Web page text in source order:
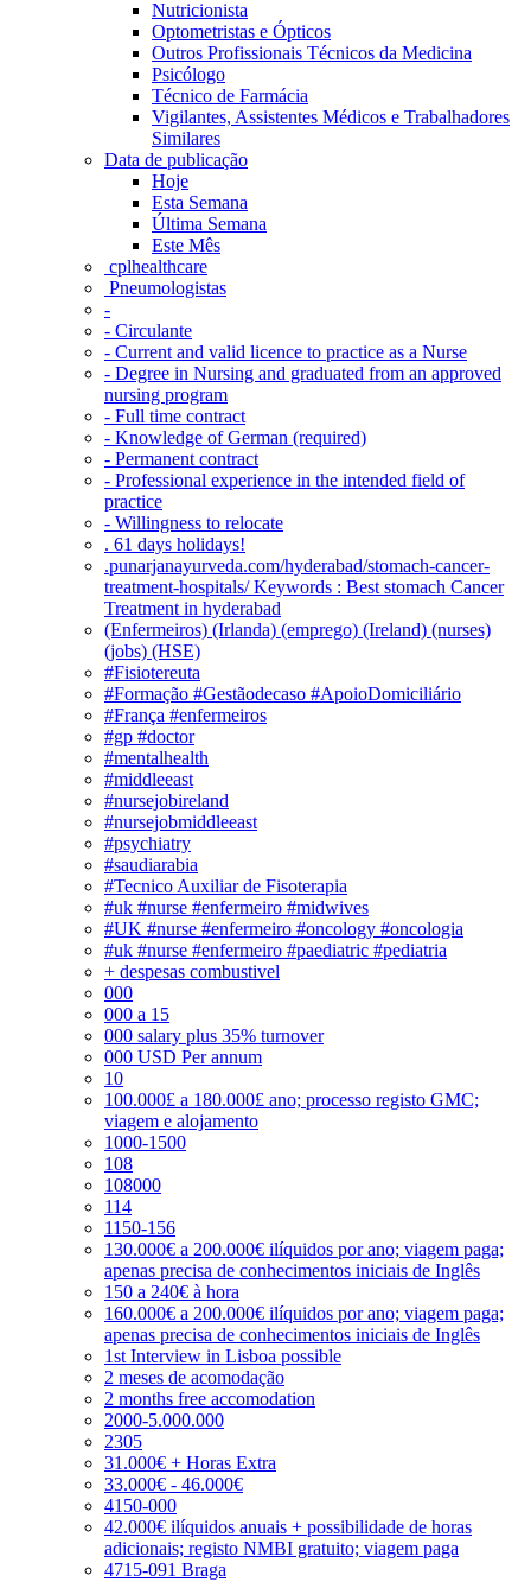
Nutricionista
Optometristas e Ópticos
Outros Profissionais Técnicos da Medicina
Psicólogo
Técnico de Farmácia
Vigilantes, Assistentes Médicos e Trabalhadores
Similares
Data de publicação
Hoje
Esta Semana
Última Semana
Este Mês
‎ cplhealthcare‬
Pneumologistas
-
- Circulante
- Current and valid licence to practice as a Nurse
- Degree in Nursing and graduated from an approved
nursing program
- Full time contract
- Knowledge of German (required)
- Permanent contract
- Professional experience in the intended field of
practice
- Willingness to relocate
. 61 days holidays!
.punarjanayurveda.com/hyderabad/stomach-cancer-
treatment-hospitals/ Keywords : Best stomach Cancer
Treatment in hyderabad
(Enfermeiros) (Irlanda) (emprego) (Ireland) (nurses)
(jobs) (HSE)
#Fisiotereuta
#Formação #Gestãodecaso #ApoioDomiciliário
#França #enfermeiros
#gp #doctor
#mentalhealth
#middleeast
#nursejobireland
#nursejobmiddleeast
#psychiatry
#saudiarabia
#Tecnico Auxiliar de Fisoterapia
#uk #nurse #enfermeiro #midwives
#UK #nurse #enfermeiro #oncology #oncologia
#uk #nurse #enfermeiro #paediatric #pediatria
+ despesas combustivel
000
000 a 15
000 salary plus 35% turnover
000 USD Per annum
10
100.000£ a 180.000£ ano; processo registo GMC;
viagem e alojamento
1000-1500
108
108000
114
1150-156
130.000€ a 200.000€ ilíquidos por ano; viagem paga;
apenas precisa de conhecimentos iniciais de Inglês
150 a 240€ à hora
160.000€ a 200.000€ ilíquidos por ano; viagem paga;
apenas precisa de conhecimentos iniciais de Inglês
1st Interview in Lisboa possible
2 meses de acomodação
2 months free accomodation
2000-5.000.000
2305
31.000€ + Horas Extra
33.000€ - 46.000€
4150-000
42.000€ ilíquidos anuais + possibilidade de horas
adicionais; registo NMBI gratuito; viagem paga
4715-091 Braga